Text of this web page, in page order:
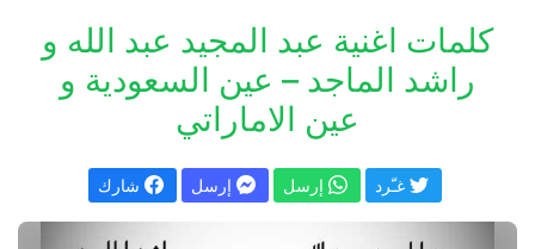
كلمات اغنية عبد المجيد عبد الله و
راشد الماجد – عين السعودية و
عين الاماراتي